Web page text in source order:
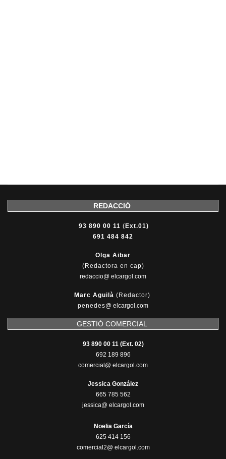
REDACCIÓ
93 890 00 11 ( Ext.01)
691 484 842
Olga Aibar
(Redactora en cap)
redaccio@ elcargol.com
Marc Aguilà (Redactor)
penedes@ elcargol.com
GESTIÓ COMERCIAL
93 890 00 11 (Ext. 02)
692 189 896
comercial@ elcargol.com
Jessica González
665 785 562
jessica@ elcargol.com
Noelia García
625 414 156
comercial2@ elcargol.com